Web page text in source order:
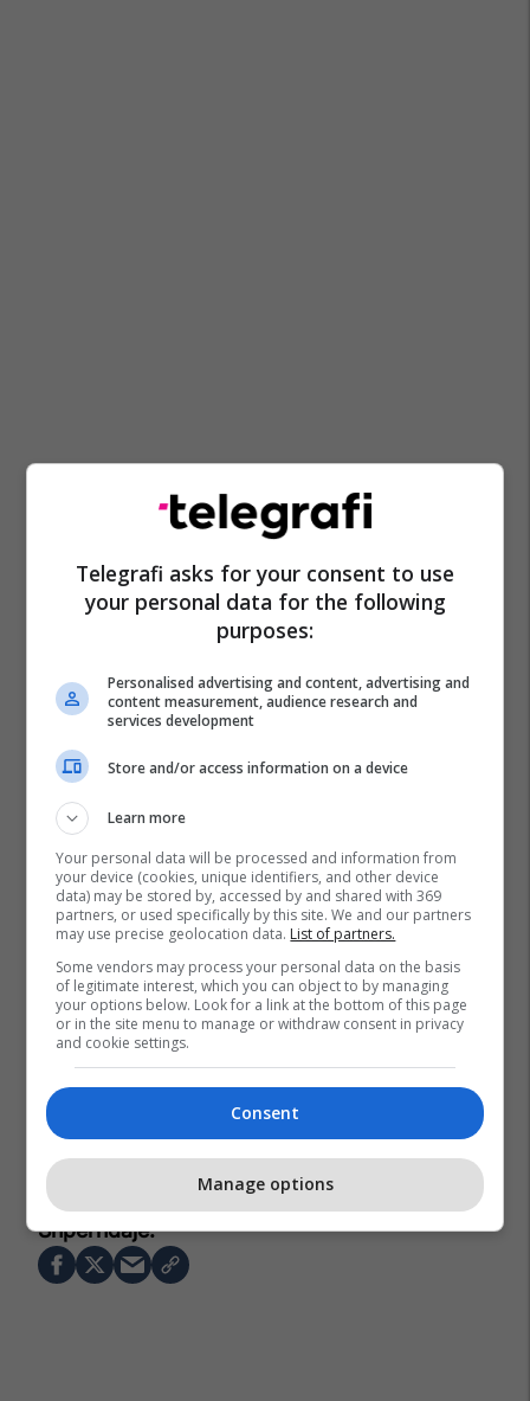
Oferta Pune Shkollat Profesionale
Telegrafi asks for your consent to use
your personal data for the following
purposes:
Personalised advertising and content, advertising and
content measurement, audience research and
services development
Store and/or access information on a device
Learn more
Your personal data will be processed and information from
your device (cookies, unique identifiers, and other device
data) may be stored by, accessed by and shared with 369
partners, or used specifically by this site. We and our partners
may use precise geolocation data. List of partners.
Some vendors may process your personal data on the basis
of legitimate interest, which you can object to by managing
your options below. Look for a link at the bottom of this page
or in the site menu to manage or withdraw consent in privacy
and cookie settings.
Consent
Manage options